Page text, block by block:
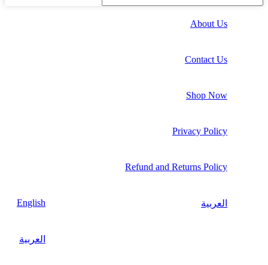
About Us
Contact Us
Shop Now
Privacy Policy
Refund and Returns Policy
العربية English
العربية